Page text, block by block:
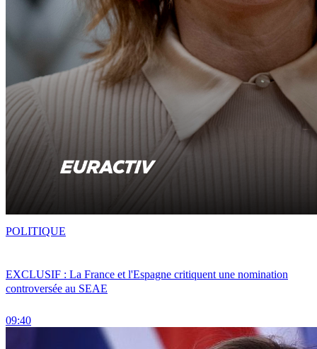
EXCLUSIF : La France et l'Espagne critiquent une nomination
controversée au SEAE
09:40
POLITIQUE